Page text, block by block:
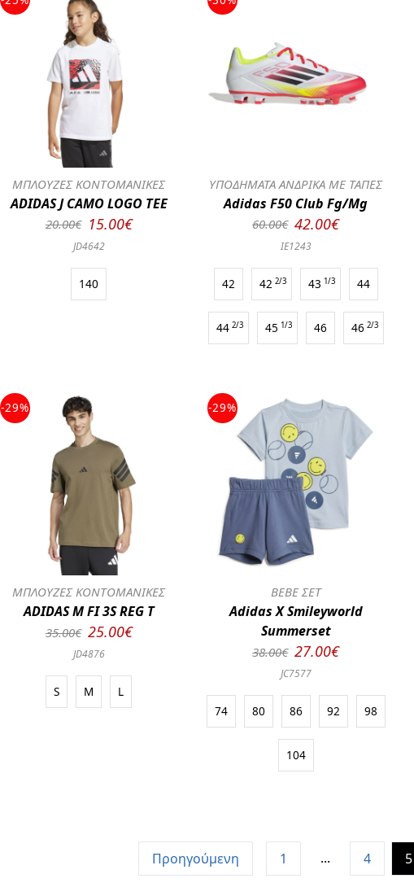
ΜΠΛΟΥΖΕΣ ΚΟΝΤΟΜΑΝΙΚΕΣ
ADIDAS J CAMO LOGO TEE
20.00€ 15.00€
JD4642
140
ΥΠΟΔΗΜΑΤΑ ΑΝΔΡΙΚΑ ΜΕ ΤΑΠΕΣ
Adidas F50 Club Fg/Mg
60.00€ 42.00€
IE1243
42 42 2/3 43 1/3 44
44 2/3 45 1/3 46 46 2/3
-29%
ΜΠΛΟΥΖΕΣ ΚΟΝΤΟΜΑΝΙΚΕΣ
ADIDAS M FI 3S REG T
35.00€ 25.00€
JD4876
S M L
-29%
BEBE ΣΕΤ
Adidas X Smileyworld
Summerset
38.00€ 27.00€
JC7577
74 80 86 92 98
104
Προηγούμενη 1 ... 4 5